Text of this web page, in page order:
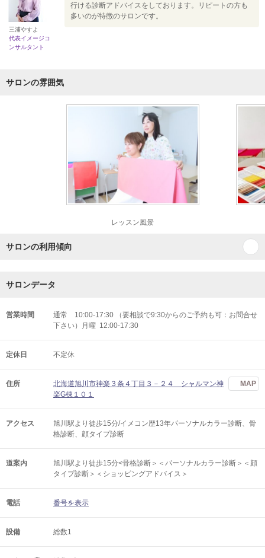
三浦やすよ
代表イメージコ
ンサルタント
行ける診断アドバイスをしております。リピートの方も
多いのが特徴のサロンです。
サロンの雰囲気
レッスン風景
サロンの利用傾向
サロンデータ
営業時間
通常 10:00-17:30 （要相談で9:30からのご予約も可：お問合せ
下さい）月曜 12:00-17:30
定休日 不定休
住所
北海道旭川市神楽３条４丁目３－２４ シャルマン神
楽G棟１０１
MAP
アクセス
旭川駅より徒歩15分/イメコン歴13年パーソナルカラー診断、骨
格診断、顔タイプ診断
道案内
旭川駅より徒歩15分<骨格診断＞＜パーソナルカラー診断＞＜顔
タイプ診断＞＜ショッピングアドバイス＞
電話 番号を表示
設備 総数1